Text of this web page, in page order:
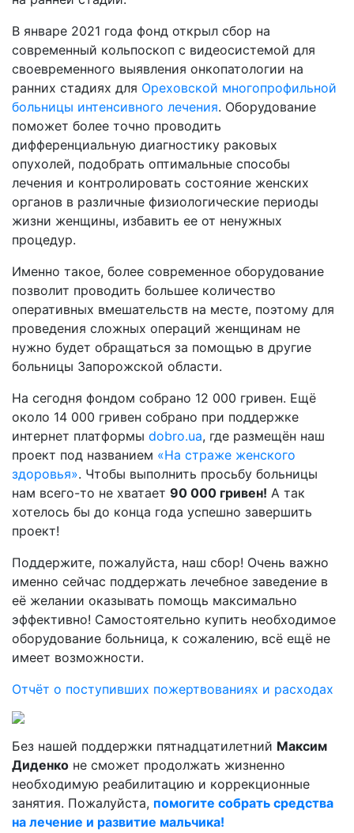
В январе 2021 года фонд открыл сбор на
современный кольпоскоп с видеосистемой для
своевременного выявления онкопатологии на
ранних стадиях для Ореховской многопрофильной
больницы интенсивного лечения. Оборудование
поможет более точно проводить
дифференциальную диагностику раковых
опухолей, подобрать оптимальные способы
лечения и контролировать состояние женских
органов в различные физиологические периоды
жизни женщины, избавить ее от ненужных
процедур.
Именно такое, более современное оборудование
позволит проводить большее количество
оперативных вмешательств на месте, поэтому для
проведения сложных операций женщинам не
нужно будет обращаться за помощью в другие
больницы Запорожской области.
На сегодня фондом собрано 12 000 гривен. Ещё
около 14 000 гривен собрано при поддержке
интернет платформы dobro.ua, где размещён наш
проект под названием «На страже женского
здоровья». Чтобы выполнить просьбу больницы
нам всего-то не хватает 90 000 гривен! А так
хотелось бы до конца года успешно завершить
проект!
Поддержите, пожалуйста, наш сбор! Очень важно
именно сейчас поддержать лечебное заведение в
её желании оказывать помощь максимально
эффективно! Самостоятельно купить необходимое
оборудование больница, к сожалению, всё ещё не
имеет возможности.
Отчёт о поступивших пожертвованиях и расходах
Без нашей поддержки пятнадцатилетний Максим
Диденко не сможет продолжать жизненно
необходимую реабилитацию и коррекционные
занятия. Пожалуйста, помогите собрать средства
на лечение и развитие мальчика!